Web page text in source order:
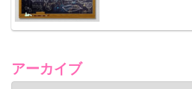
アーカイブ